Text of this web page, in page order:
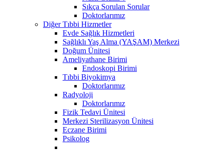
Sıkça Sorulan Sorular
Doktorlarımız
Diğer Tıbbi Hizmetler
Evde Sağlık Hizmetleri
Sağlıklı Yaş Alma (YAŞAM) Merkezi
Doğum Ünitesi
Ameliyathane Birimi
Endoskopi Birimi
Tıbbi Biyokimya
Doktorlarımız
Radyoloji
Doktorlarımız
Fizik Tedavi Ünitesi
Merkezi Sterilizasyon Ünitesi
Eczane Birimi
Psikolog